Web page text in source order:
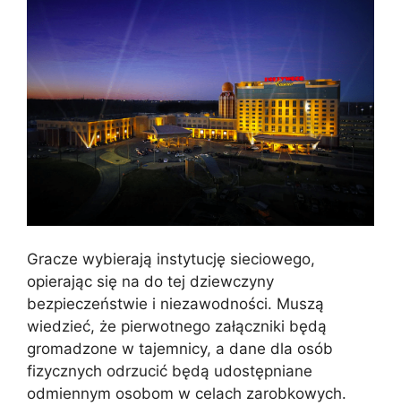
Gracze wybierają instytucję sieciowego,
opierając się na do tej dziewczyny
bezpieczeństwie i niezawodności. Muszą
wiedzieć, że pierwotnego załączniki będą
gromadzone w tajemnicy, a dane dla osób
fizycznych odrzucić będą udostępniane
odmiennym osobom w celach zarobkowych.